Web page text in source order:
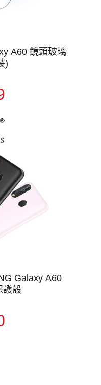
A60 鏡頭玻璃
)
Galaxy A60
護殼